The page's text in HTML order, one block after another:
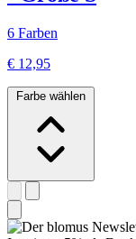
6 Farben
€ 12,95
Farbe wählen